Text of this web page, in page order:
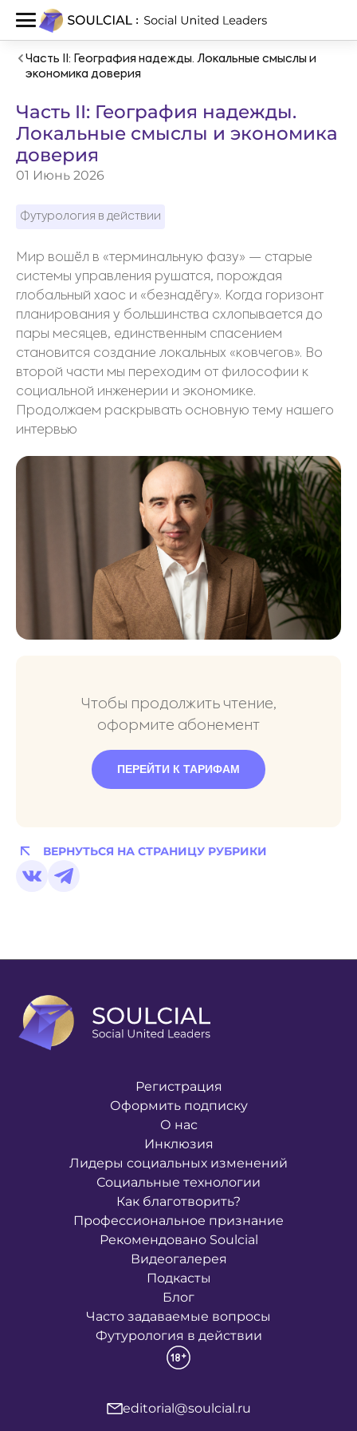
Часть II: География надежды. Локальные смыслы и
экономика доверия
Часть II: География надежды.
Локальные смыслы и экономика
доверия
01 Июнь 2026
Футурология в действии
Мир вошёл в «терминальную фазу» — старые
системы управления рушатся, порождая
глобальный хаос и «безнадёгу». Когда горизонт
планирования у большинства схлопывается до
пары месяцев, единственным спасением
становится создание локальных «ковчегов». Во
второй части мы переходим от философии к
социальной инженерии и экономике.
Продолжаем раскрывать основную тему нашего
интервью
Чтобы продолжить чтение,
оформите абонемент
ПЕРЕЙТИ К ТАРИФАМ
ВЕРНУТЬСЯ НА СТРАНИЦУ РУБРИКИ
Регистрация
Оформить подписку
О нас
Инклюзия
Лидеры социальных изменений
Социальные технологии
Как благотворить?
Профессиональное признание
Рекомендовано Soulcial
Видеогалерея
Подкасты
Блог
Часто задаваемые вопросы
Футурология в действии
editorial@soulcial.ru